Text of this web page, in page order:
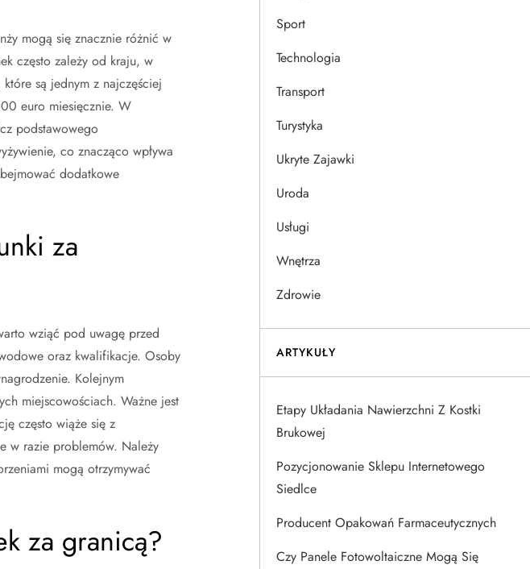
mogą się znacznie różnić w
często zależy od kraju, w
są jednym z najczęściej
euro miesięcznie. W
podstawowego
co znacząco wpływa
dodatkowe
za
wziąć pod uwagę przed
oraz kwalifikacje. Osoby
Kolejnym
miejscowościach. Ważne jest
często wiąże się z
w razie problemów. Należy
mogą otrzymywać
za granicą?
Sport
Technologia
Transport
Turystyka
Ukryte Zajawki
Uroda
Usługi
Wnętrza
Zdrowie
ARTYKUŁY
Etapy Układania Nawierzchni Z Kostki
Brukowej
Pozycjonowanie Sklepu Internetowego
Siedlce
Producent Opakowań Farmaceutycznych
Czy Panele Fotowoltaiczne Mogą Się